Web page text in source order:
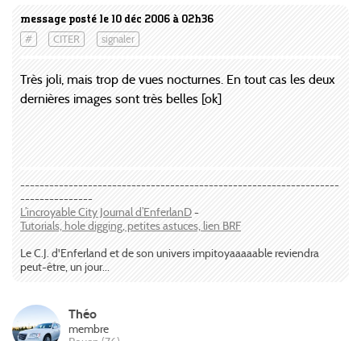
message posté le 10 déc 2006 à 02h36
# CITER signaler
Très joli, mais trop de vues nocturnes. En tout cas les deux
dernières images sont très belles [ok]
------------------------------------------------------------------
---------------
L’incroyable City Journal d’EnferlanD-
Tutorials, hole digging, petites astuces, lien BRF
Le C.J. d'Enferland et de son univers impitoyaaaaable reviendra
peut-être, un jour...
Théo
membre